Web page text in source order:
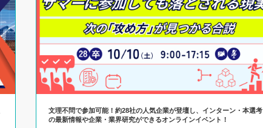
文理不問で参加可能！約28社の人気企業が登壇し、インターン・本選考
の最新情報や企業・業界研究ができるオンラインイベント！